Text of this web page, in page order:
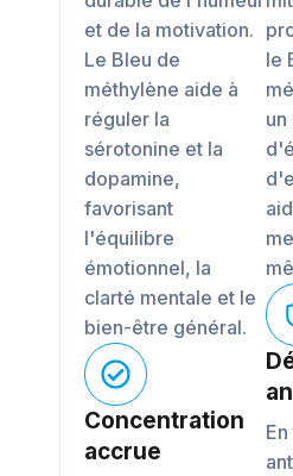
et de la motivation.
Le Bleu de
méthylène aide à
réguler la
sérotonine et la
dopamine,
favorisant
l'équilibre
émotionnel, la
clarté mentale et le
bien-être général.
Concentration
accrue
le
un